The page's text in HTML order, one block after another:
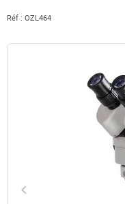
Réf : OZL464
Précédent
keyboard_arrow_left